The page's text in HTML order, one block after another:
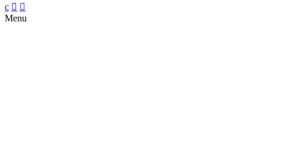
c  
Menu